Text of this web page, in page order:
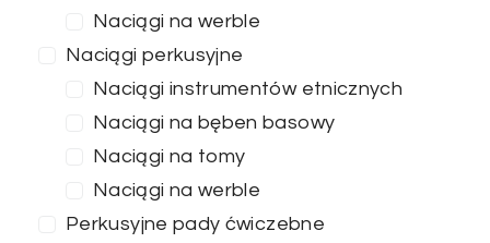
Naciągi na werble
Naciągi perkusyjne
Naciągi instrumentów etnicznych
Naciągi na bęben basowy
Naciągi na tomy
Naciągi na werble
Perkusyjne pady ćwiczebne